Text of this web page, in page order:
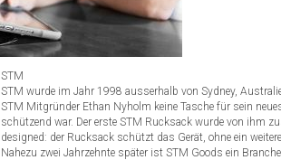
STM
STM wurde im Jahr 1998 ausserhalb von Sydney,
STM Mitgründer Ethan Nyholm keine Tasche für sein
schützend war. Der erste STM Rucksack wurde von ihm
designed: der Rucksack schützt das Gerät, ohne ein
Nahezu zwei Jahrzehnte später ist STM Goods ein